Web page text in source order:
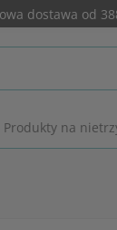
dostawa od
Produkty na